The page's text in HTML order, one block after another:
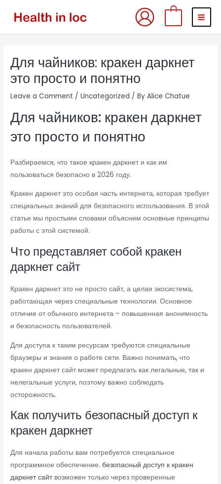
Для чайников: кракен даркнет
это просто и понятно
Leave a Comment /Uncategorized / ByAlice Chatue
Для чайников: кракен даркнет
это просто и понятно
Разбираемся, что такое кракен даркнет и как им
пользоваться безопасно в 2026 году.
Кракен даркнет это особая часть интернета, которая требует
специальных знаний для безопасного использования. В этой
статье мы простыми словами объясним основные принципы
работы с этой системой.
Что представляет собой кракен
даркнет сайт
Кракен даркнет это не просто сайт, а целая экосистема,
работающая через специальные технологии. Основное
отличие от обычного интернета – повышенная анонимность
и безопасность пользователей.
Для доступа к таким ресурсам требуются специальные
браузеры и знания о работе сети. Важно понимать, что
кракен даркнет сайт может предлагать как легальные, так и
нелегальные услуги, поэтому важно соблюдать
осторожность.
Как получить безопасный доступ к
кракен даркнет
Для начала работы вам потребуется специальное
программное обеспечение.безопасный доступ к кракен
даркнет сайтвозможен только через проверенные
navigation